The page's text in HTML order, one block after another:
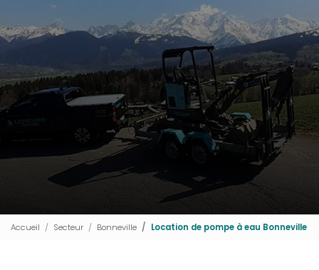
Accueil Secteur Bonneville Location de pompe à eau Bonneville